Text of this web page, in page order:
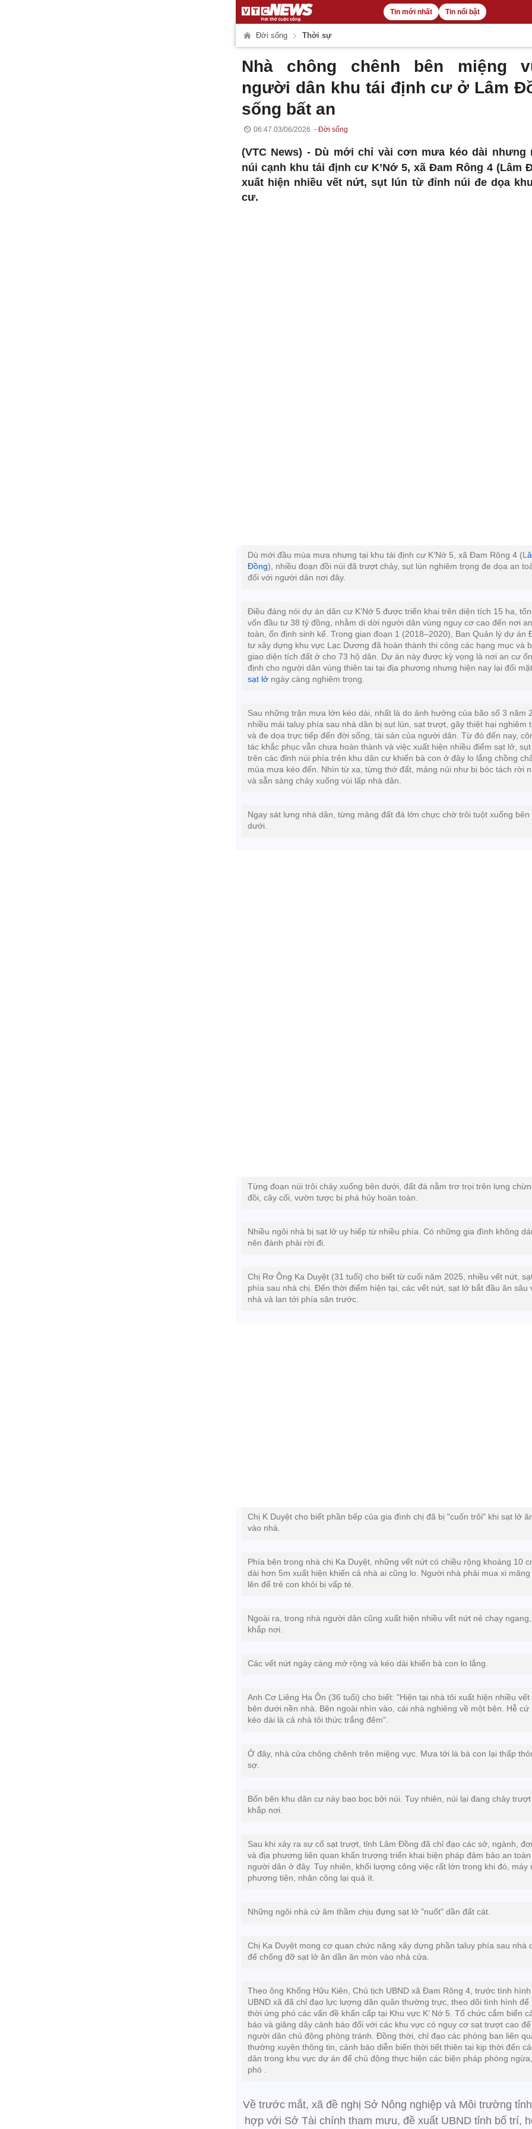
Tin mới nhất Tin nổi bật
Đời sống Thời sự
Nhà chông chênh bên miệng
người dân khu tái định cư ở Lâm
sống bất an
06:47 03/06/2026 Đời sống
(VTC News) - Dù mới chỉ vài cơn mưa kéo dài nhưng
núi cạnh khu tái định cư K’Nớ 5, xã Đam Rông 4 (Lâm
xuất hiện nhiều vết nứt, sụt lún từ đỉnh núi đe dọa
cư.
Dù mới đầu mùa mưa nhưng tại khu tái định cư K’Nớ 5, xã Đam Rông 4 (L
Đồng), nhiều đoạn đồi núi đã trượt chảy, sụt lún nghiêm trọng đe dọa an
đối với người dân nơi đây.
Điều đáng nói dự án dân cư K’Nớ 5 được triển khai trên diện tích 15 ha,
vốn đầu tư 38 tỷ đồng, nhằm di dời người dân vùng nguy cơ cao đến nơi an
toàn, ổn định sinh kế. Trong gian đoạn 1 (2018–2020), Ban Quản lý dự án
tư xây dựng khu vực Lạc Dương đã hoàn thành thi công các hạng mục và
giao diện tích đất ở cho 73 hộ dân. Dự án này được kỳ vọng là nơi an cư ổn
định cho người dân vùng thiên tai tại địa phương nhưng hiện nay lại đối
sạt lở ngày càng nghiêm trọng.
Sau những trận mưa lớn kéo dài, nhất là do ảnh hưởng của bão số 3 năm
nhiều mái taluy phía sau nhà dân bị sụt lún, sạt trượt, gây thiệt hại nghiêm
và đe dọa trực tiếp đến đời sống, tài sản của người dân. Từ đó đến nay,
tác khắc phục vẫn chưa hoàn thành và việc xuất hiện nhiều điểm sạt lở, sụt
trên các đỉnh núi phía trên khu dân cư khiến bà con ở đây lo lắng chồng
mùa mưa kéo đến. Nhìn từ xa, từng thớ đất, mảng núi như bị bóc tách rời
và sẵn sàng chảy xuống vùi lấp nhà dân.
Ngay sát lưng nhà dân, từng mảng đất đá lớn chực chờ trôi tuột xuống bên
dưới.
Từng đoạn núi trôi chảy xuống bên dưới, đất đá nằm trơ trọi trên lưng
đồi, cây cối, vườn tược bị phá hủy hoàn toàn.
Nhiều ngôi nhà bị sạt lở uy hiếp từ nhiều phía. Có những gia đình không
nên đành phải rời đi.
Chị Rơ Ông Ka Duyệt (31 tuổi) cho biết từ cuối năm 2025, nhiều vết nứt,
phía sau nhà chị. Đến thời điểm hiện tại, các vết nứt, sạt lở bắt đầu ăn sâu
nhà và lan tới phía sân trước.
Chị K Duyệt cho biết phần bếp của gia đình chị đã bị "cuốn trôi" khi sạt lở
vào nhà.
Phía bên trong nhà chị Ka Duyệt, những vết nứt có chiều rộng khoảng 10
dài hơn 5m xuất hiện khiến cả nhà ai cũng lo. Người nhà phải mua xi măng
lên để trẻ con khỏi bị vấp té.
Ngoài ra, trong nhà người dân cũng xuất hiện nhiều vết nứt nẻ chạy
khắp nơi.
Các vết nứt ngày càng mở rộng và kéo dài khiến bà con lo lắng.
Anh Cơ Liêng Ha Ôn (36 tuổi) cho biết: "Hiện tại nhà tôi xuất hiện nhiều vết
bên dưới nền nhà. Bên ngoài nhìn vào, cái nhà nghiêng về một bên. Hễ cứ
kéo dài là cả nhà tôi thức trắng đêm".
Ở đây, nhà cửa chông chênh trên miệng vực. Mưa tới là bà con lại thấp
sợ.
Bốn bên khu dân cư này bao bọc bởi núi. Tuy nhiên, núi lại đang chảy trượt
khắp nơi.
Sau khi xảy ra sự cố sạt trượt, tỉnh Lâm Đồng đã chỉ đạo các sở, ngành,
và địa phương liên quan khẩn trương triển khai biện pháp đảm bảo an toàn
người dân ở đây. Tuy nhiên, khối lượng công việc rất lớn trong khi đó, máy
phương tiện, nhân công lại quá ít.
Những ngôi nhà cứ âm thầm chịu đựng sạt lở "nuốt" dần đất cát.
Chị Ka Duyệt mong cơ quan chức năng xây dựng phần taluy phía sau nhà
để chống đỡ sạt lở ăn dần ăn mòn vào nhà cửa.
Theo ông Khổng Hữu Kiên, Chủ tịch UBND xã Đam Rông 4, trước tình
UBND xã đã chỉ đạo lực lượng dân quân thường trực, theo dõi tình hình để
thời ứng phó các vấn đề khẩn cấp tại Khu vực K’ Nớ 5. Tổ chức cắm biển
báo và giăng dây cảnh báo đối với các khu vực có nguy cơ sạt trượt cao để
người dân chủ động phòng tránh. Đồng thời, chỉ đạo các phòng ban liên
thường xuyên thông tin, cảnh báo diễn biến thời tiết thiên tai kịp thời đến
dân trong khu vực dự án để chủ động thực hiện các biện pháp phòng
phó .
Về trước mắt, xã đề nghị Sở Nông nghiệp và Môi trường
hợp với Sở Tài chính tham mưu, đề xuất UBND tỉnh bố trí,